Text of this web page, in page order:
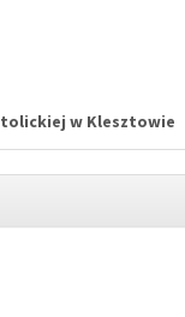
w Klesztowie